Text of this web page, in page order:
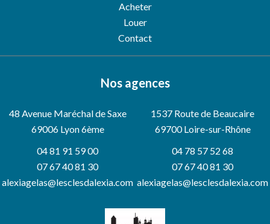
Acheter
Louer
Contact
Nos agences
48 Avenue Maréchal de Saxe
69006Lyon 6ème
04 81 91 59 00
07 67 40 81 30
alexiagelas@lesclesdalexia.com
1537 Route de Beaucaire
69700 Loire-sur-Rhône
04 78 57 52 68
07 67 40 81 30
alexiagelas@lesclesdalexia.com